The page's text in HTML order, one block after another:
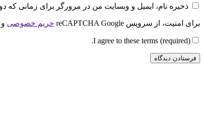
ذخیره نام، ایمیل و وبسایت من در مرورگر برای زمانی که
برای امنیت، از سرویس reCAPTCHA Google حریم خصوصی و
I agree to these terms (required).